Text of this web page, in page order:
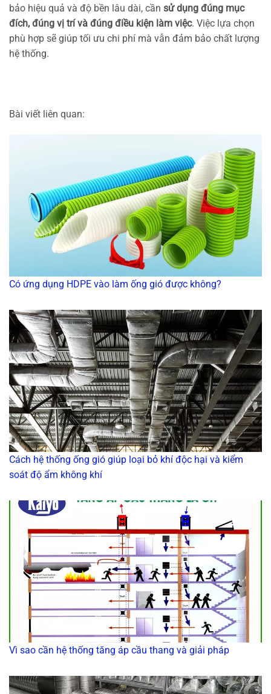
bảo hiệu quả và độ bền lâu dài, cần sử dụng đúng mục
đích, đúng vị trí và đúng điều kiện làm việc. Việc lựa chọn
phù hợp sẽ giúp tối ưu chi phí mà vẫn đảm bảo chất lượng
hệ thống.
Bài viết liên quan:
Có ứng dụng HDPE vào làm ống gió được không?
Cách hệ thống ống gió giúp loại bỏ khí độc hại và kiểm
soát độ ẩm không khí
Vì sao cần hệ thống tăng áp cầu thang và giải pháp